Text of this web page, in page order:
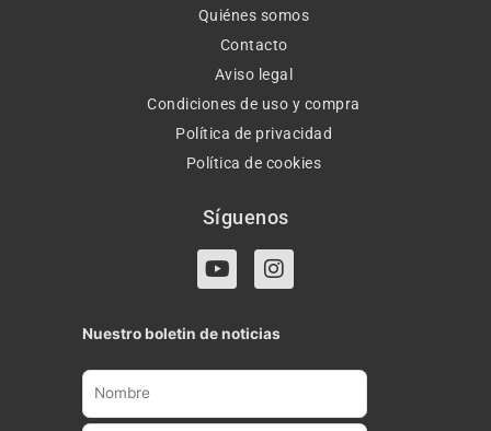
Quiénes somos
Contacto
Aviso legal
Condiciones de uso y compra
Política de privacidad
Política de cookies
Síguenos
Y
o
t
u
b
I
n
t
a
g
a
Nuestro boletin de noticias